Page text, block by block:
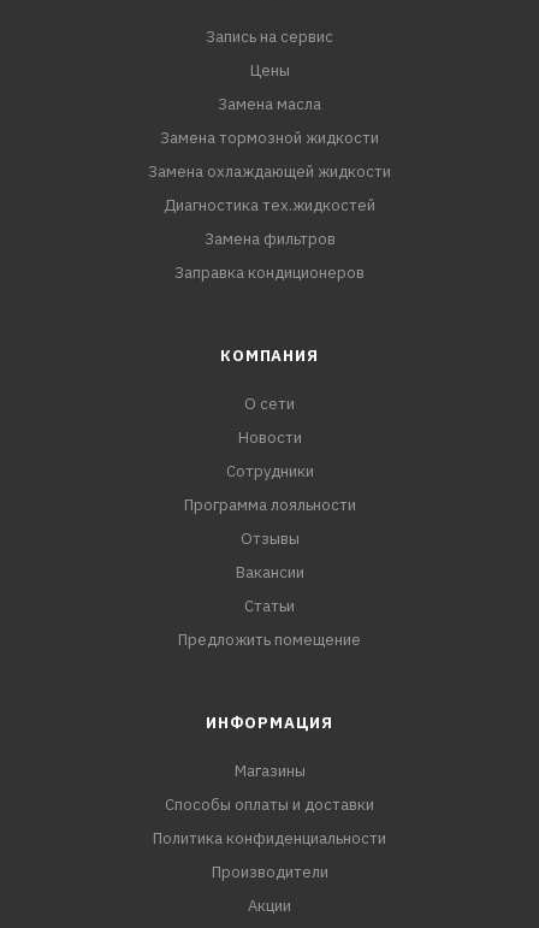
Запись на сервис
Цены
Замена масла
Замена тормозной жидкости
Замена охлаждающей жидкости
Диагностика тех.жидкостей
Замена фильтров
Заправка кондиционеров
КОМПАНИЯ
О сети
Новости
Сотрудники
Программа лояльности
Отзывы
Вакансии
Статьи
Предложить помещение
ИНФОРМАЦИЯ
Магазины
Способы оплаты и доставки
Политика конфиденциальности
Производители
Акции